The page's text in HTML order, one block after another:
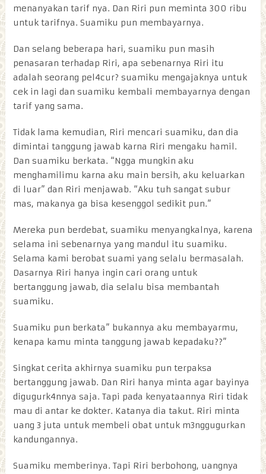
menanyakan tarif nya. Dan Riri pun meminta 300 ribu
untuk tarifnya. Suamiku pun membayarnya.
Dan selang beberapa hari, suamiku pun masih
penasaran terhadap Riri, apa sebenarnya Riri itu
adalah seorang pel4cur? suamiku mengajaknya untuk
cek in lagi dan suamiku kembali membayarnya dengan
tarif yang sama.
Tidak lama kemudian, Riri mencari suamiku, dan dia
dimintai tanggung jawab karna Riri mengaku hamil.
Dan suamiku berkata. “Ngga mungkin aku
menghamilimu karna aku main bersih, aku keluarkan
di luar” dan Riri menjawab. “Aku tuh sangat subur
mas, makanya ga bisa kesenggol sedikit pun.”
Mereka pun berdebat, suamiku menyangkalnya, karena
selama ini sebenarnya yang mandul itu suamiku.
Selama kami berobat suami yang selalu bermasalah.
Dasarnya Riri hanya ingin cari orang untuk
bertanggung jawab, dia selalu bisa membantah
suamiku.
Suamiku pun berkata” bukannya aku membayarmu,
kenapa kamu minta tanggung jawab kepadaku??”
Singkat cerita akhirnya suamiku pun terpaksa
bertanggung jawab. Dan Riri hanya minta agar bayinya
digugurk4nnya saja. Tapi pada kenyataannya Riri tidak
mau di antar ke dokter. Katanya dia takut. Riri minta
uang 3 juta untuk membeli obat untuk m3nggugurkan
kandungannya.
Suamiku memberinya. Tapi Riri berbohong, uangnya